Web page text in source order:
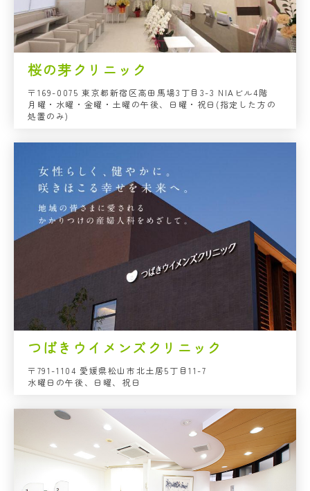
桜の芽クリニック
〒169-0075 東京都新宿区高田馬場3丁目3-3 NIAビル4階
月曜・水曜・金曜・土曜の午後、日曜・祝日(指定した方の
処置のみ)
つばきウイメンズクリニック
〒791-1104 愛媛県松山市北土居5丁目11-7
水曜日の午後、日曜、祝日